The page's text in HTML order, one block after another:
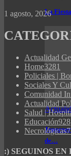
La
de…
1 agosto, 2026
Actualidad
Home3281
Policiales |
Sociales Y
Comunidad
Actualidad
Salud |
Educación928
Necrológicas
:) SEGUINOS EN